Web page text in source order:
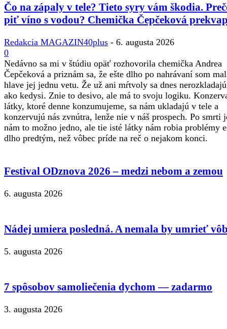
Čo na zápaly v tele? Tieto syry vám škodia.
piť víno s vodou? Chemička Čepčeková
Redakcia MAGAZIN40plus - 6. augusta 2026
0
Nedávno sa mi v štúdiu opäť rozhovorila chemička Andrea
Čepčeková a priznám sa, že ešte dlho po nahrávaní som
hlave jej jednu vetu. Že už ani mŕtvoly sa dnes
ako kedysi. Znie to desivo, ale má to svoju logiku.
látky, ktoré denne konzumujeme, sa nám ukladajú v tele a
konzervujú nás zvnútra, lenže nie v náš prospech. Po smrti
nám to možno jedno, ale tie isté látky nám robia problémy
dlho predtým, než vôbec príde na reč o nejakom konci.
Festival ODznova 2026 – medzi nebom a zemou
6. augusta 2026
Nádej umiera posledná. A nemala by umrieť
5. augusta 2026
7 spôsobov samoliečenia dychom — zadarmo
3. augusta 2026